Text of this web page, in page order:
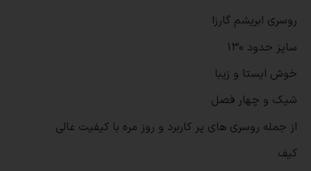
روسری ابریشم گارزا
سایز حدود 130
خوش ایستا و زیبا
شیک و چهار فصل
از جمله روسری های پر کاربرد و روز مره با کیفیت عالی
کیف